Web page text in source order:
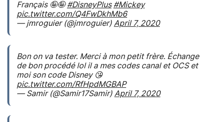
Français 🤪🤪#DisneyPlus #Mickey
pic.twitter.com/Q4FwDkhMb6
— jmroguier (@jmroguier) April 7, 2020
Bon on va tester. Merci à mon petit frère. Échange
de bon procédé lol il a mes codes canal et OCS et
moi son code Disney 😘
pic.twitter.com/RfHpdMGBAP
— Samir (@Samir17Samir) April 7, 2020